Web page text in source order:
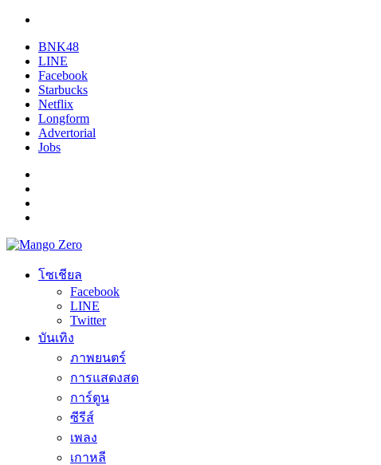
BNK48
LINE
Facebook
Starbucks
Netflix
Longform
Advertorial
Jobs
โซเชียล
Facebook
LINE
Twitter
บันเทิง
ภาพยนตร์
การแสดงสด
การ์ตูน
ซีรีส์
เพลง
เกาหลี